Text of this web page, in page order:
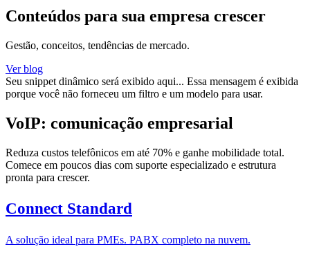
Conteúdos para sua empresa crescer
Gestão, conceitos, tendências de mercado.
Ver blog
Seu snippet dinâmico será exibido aqui... Essa mensagem é exibida
porque você não forneceu um filtro e um modelo para usar.
VoIP: comunicação empresarial
Reduza custos telefônicos em até 70% e ganhe mobilidade total.
Comece em poucos dias com suporte especializado e estrutura
pronta para crescer.
Connect Standard
A solução ideal para PMEs. PABX completo na nuvem.